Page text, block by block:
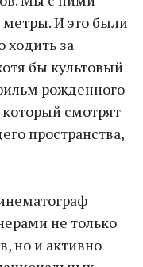
И это были
ходить за
бы культовый
рожденного
смотрят
пространства,
не только
но и активно